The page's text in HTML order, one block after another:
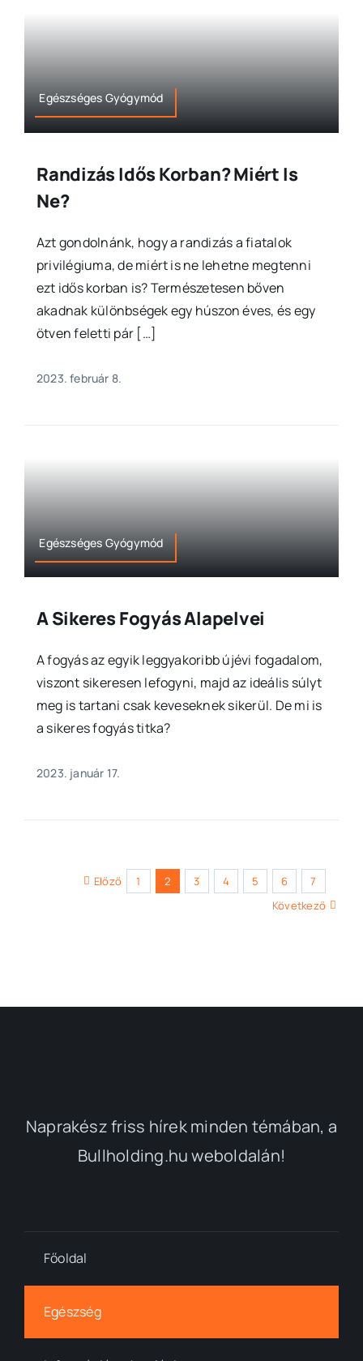
Egészséges Gyógymód
Randizás Idős Korban? Miért Is
Ne?
Azt gondolnánk, hogy a randizás a fiatalok
privilégiuma, de miért is ne lehetne megtenni
ezt idős korban is? Természetesen bőven
akadnak különbségek egy húszon éves, és egy
ötven feletti pár […]
2023. február 8.
Egészséges Gyógymód
A Sikeres Fogyás Alapelvei
A fogyás az egyik leggyakoribb újévi fogadalom,
viszont sikeresen lefogyni, majd az ideális súlyt
meg is tartani csak keveseknek sikerül. De mi is
a sikeres fogyás titka?
2023. január 17.
Előző 1 2 3 4 5 6
7
Következő
Naprakész friss hírek minden témában, a
Bullholding.hu weboldalán!
Főoldal
Egészség